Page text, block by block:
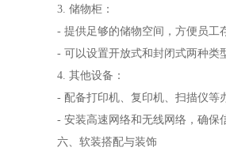
3. 储物柜：
- 提供足够的储物空间，方便员工
- 可以设置开放式和封闭式两种类
4. 其他设备：
- 配备打印机、复印机、扫描仪等
- 安装高速网络和无线网络，确保
六、软装搭配与装饰